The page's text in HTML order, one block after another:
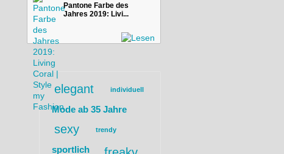
Pantone Farbe des
Jahres 2019: Livi...
elegant individuell
Mode ab 35 Jahre
sexy trendy
sportlich